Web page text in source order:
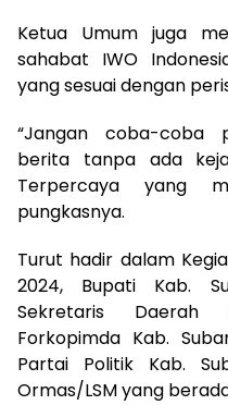
Ketua Umum juga
sahabat IWO
yang sesuai dengan
“Jangan coba-coba
berita tanpa ada
Terpercaya yang
pungkasnya.
Turut hadir dalam
2024, Bupati Kab.
Sekretaris Daerah
Forkopimda Kab.
Partai Politik Kab.
Ormas/LSM yang